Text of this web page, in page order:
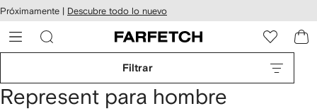
al
Próximamente | Descubre todo lo nuevo
Filtrar
Represent para hombre